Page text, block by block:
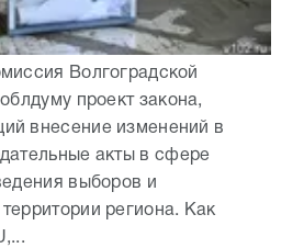
Волгоградской
проект закона,
внесение изменений в
акты в сфере
выборов и
региона. Как